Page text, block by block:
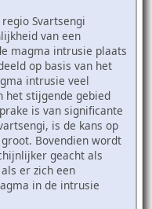
Svartsengi
van een
magma intrusie plaats
op basis van het
intrusie veel
het stijgende gebied
is van significante
is de kans op
Bovendien wordt
geacht als
er zich een
in de intrusie